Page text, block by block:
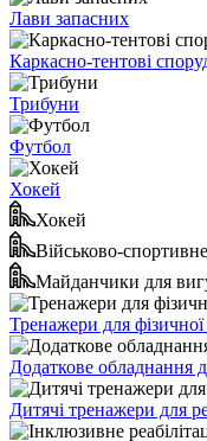
Лави запасних
Каркасно-тентові
Трибуни
Футбол
Хокей
Хокей
Військово-
Майданчики для
Тренажери для фізичної
Додаткове обладнання
Дитячі тренажери для